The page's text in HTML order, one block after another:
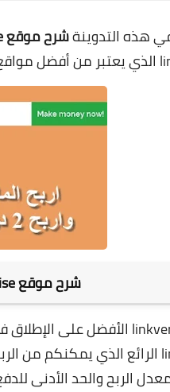
هذه التدوينةشرح موقع linkvertise
شرح موقع linkvertise للربح من اختصار الروابط
الربح والحد الأدنى